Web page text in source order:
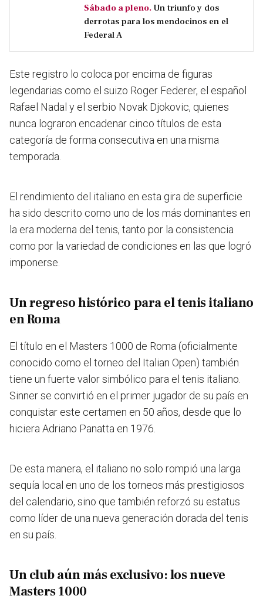
Sábado a pleno. Un triunfo y dos
derrotas para los mendocinos en el
Federal A
Este registro lo coloca por encima de figuras
legendarias como el suizo Roger Federer, el español
Rafael Nadal y el serbio Novak Djokovic, quienes
nunca lograron encadenar cinco títulos de esta
categoría de forma consecutiva en una misma
temporada.
El rendimiento del italiano en esta gira de superficie
ha sido descrito como uno de los más dominantes en
la era moderna del tenis, tanto por la consistencia
como por la variedad de condiciones en las que logró
imponerse.
Un regreso histórico para el tenis italiano
en Roma
El título en el Masters 1000 de Roma (oficialmente
conocido como el torneo del Italian Open) también
tiene un fuerte valor simbólico para el tenis italiano.
Sinner se convirtió en el primer jugador de su país en
conquistar este certamen en 50 años, desde que lo
hiciera Adriano Panatta en 1976.
De esta manera, el italiano no solo rompió una larga
sequía local en uno de los torneos más prestigiosos
del calendario, sino que también reforzó su estatus
como líder de una nueva generación dorada del tenis
en su país.
Un club aún más exclusivo: los nueve
Masters 1000